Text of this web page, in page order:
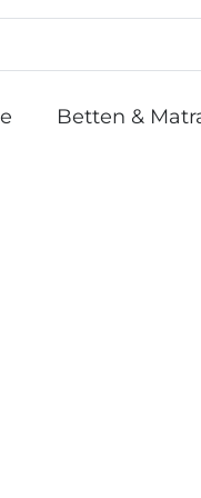
Betten &